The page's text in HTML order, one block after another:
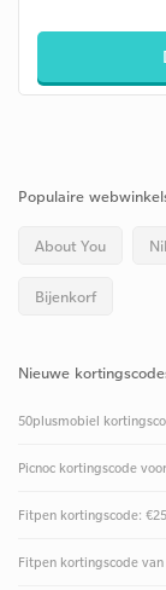
Populaire
About You
Bijenkorf
Nieuwe
50plusmobiel
Picnoc kortingscode
Fitpen kortingscode:
Fitpen kortingscode van